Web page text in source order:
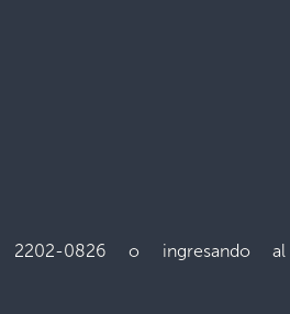
2202-0826 o ingresando al